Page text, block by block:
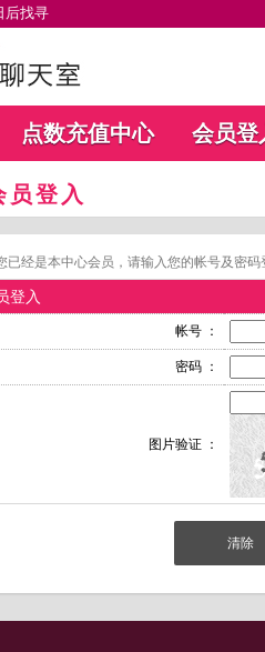
后找寻
点数充值中心 会员登
员登入
已经是本中心会员，请输入您的帐号及密
登入
帐号 ：
密码 ：
图片验证 ：